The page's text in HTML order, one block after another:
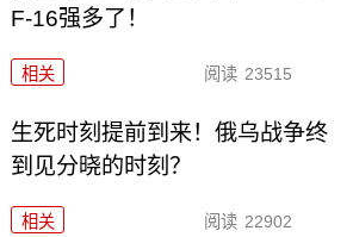
F-16强多了！
相关 阅读 23515
生死时刻提前到来！俄乌战争终
到见分晓的时刻？
相关 阅读 22902